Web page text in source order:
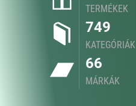
TERMÉKEK
749
KATEGÓRIÁK
66
MÁRKÁK